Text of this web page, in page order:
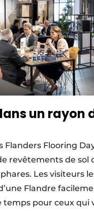
un rayon
Flanders Flooring
revêtements de sol
Les visiteurs
Flandre
temps pour ceux